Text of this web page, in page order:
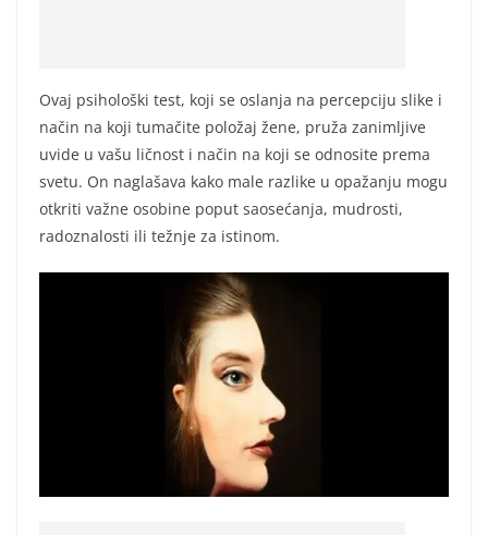
Ovaj psihološki test, koji se oslanja na percepciju slike i
način na koji tumačite položaj žene, pruža zanimljive
uvide u vašu ličnost i način na koji se odnosite prema
svetu. On naglašava kako male razlike u opažanju mogu
otkriti važne osobine poput saosećanja, mudrosti,
radoznalosti ili težnje za istinom.